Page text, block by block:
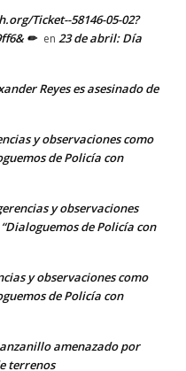
Ticket--58146-05-02?
✏ en 23 de abril: Día
Reyes es asesinado de
y observaciones como
de Policía con
y observaciones
de Policía con
y observaciones como
de Policía con
amenazado por
terrenos